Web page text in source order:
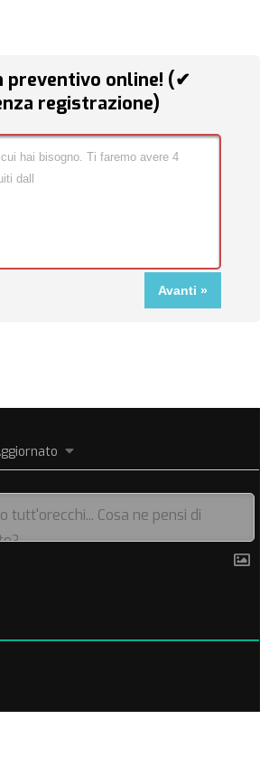
preventivo online! (✔
registrazione)